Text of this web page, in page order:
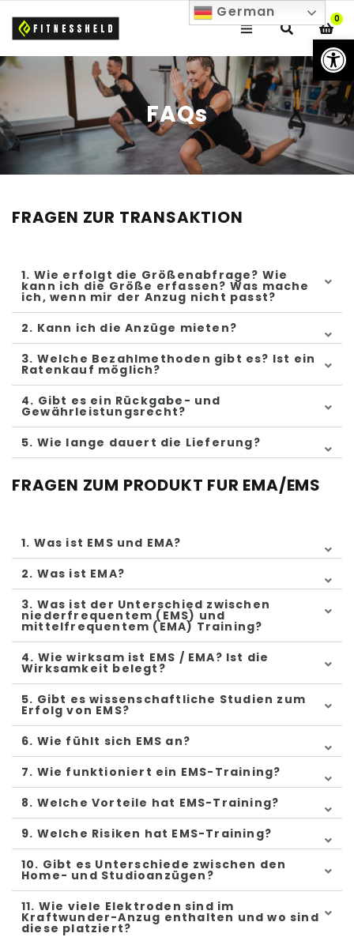
0
FAQs
FRAGEN ZUR TRANSAKTION
1. Wie erfolgt die Größenabfrage? Wie
kann ich die Größe erfassen? Was mache
ich, wenn mir der Anzug nicht passt?
2. Kann ich die Anzüge mieten?
3. Welche Bezahlmethoden gibt es? Ist ein
Ratenkauf möglich?
4. Gibt es ein Rückgabe- und
Gewährleistungsrecht?
5. Wie lange dauert die Lieferung?
FRAGEN ZUM PRODUKT FUR EMA/EMS
1. Was ist EMS und EMA?
2. Was ist EMA?
3. Was ist der Unterschied zwischen
niederfrequentem (EMS) und
mittelfrequentem (EMA) Training?
4. Wie wirksam ist EMS / EMA? Ist die
Wirksamkeit belegt?
5. Gibt es wissenschaftliche Studien zum
Erfolg von EMS?
6. Wie fühlt sich EMS an?
7. Wie funktioniert ein EMS-Training?
8. Welche Vorteile hat EMS-Training?
9. Welche Risiken hat EMS-Training?
10. Gibt es Unterschiede zwischen den
Home- und Studioanzügen?
11. Wie viele Elektroden sind im
Kraftwunder-Anzug enthalten und wo sind
diese platziert?
German